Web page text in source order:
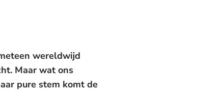
wereldwijd
Maar wat ons
pure stem komt de